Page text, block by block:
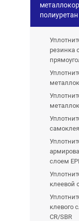
полиуретан
резинка
слоем
клеевой
клевого
CR/SBR